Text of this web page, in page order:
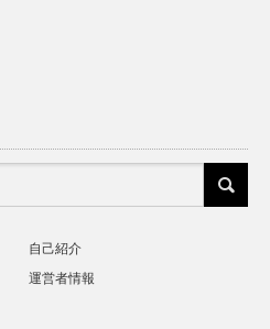
自己紹介
運営者情報